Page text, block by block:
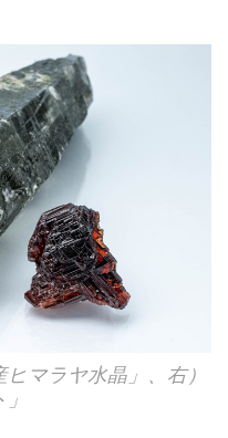
マラヤ水晶」、右）